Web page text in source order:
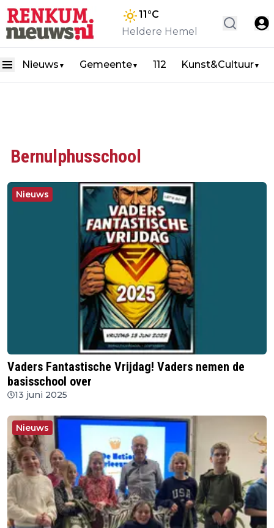
11 °C
Heldere Hemel
Nieuws ▼ Gemeente▼ 112 Kunst&Cultuur▼
Bernulphusschool
Nieuws
Vaders Fantastische Vrijdag! Vaders nemen de
basisschool over
13 juni 2025
Nieuws